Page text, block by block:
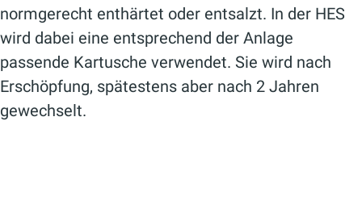
normgerecht enthärtet oder entsalzt. In der HES
wird dabei eine entsprechend der Anlage
passende Kartusche verwendet. Sie wird nach
Erschöpfung, spätestens aber nach 2 Jahren
gewechselt.